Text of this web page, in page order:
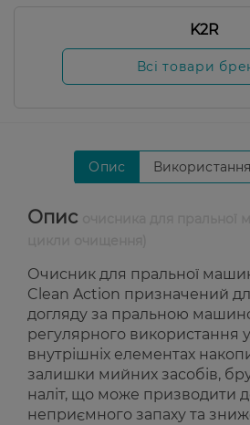
K2R
Всі товари
Опис Використання
Опис
Очисник для пральної
Clean Action призначений
догляду за пральною
регулярного використання
внутрішніх елементах
залишки мийних засобів,
наліт, що може призводити
неприємного запаху та